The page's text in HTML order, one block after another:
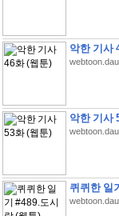
악한 기사
악한 기사
퀴퀴한 일